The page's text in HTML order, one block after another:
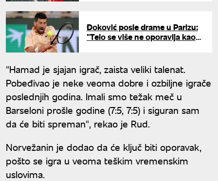
Đoković posle drame u Parizu:
"Telo se više ne oporavlja kao
"Hamad je sjajan igrač, zaista veliki talenat.
Pobeđivao je neke veoma dobre i ozbiljne igrače
poslednjih godina. Imali smo težak meč u
Barseloni prošle godine (7:5, 7:5) i siguran sam
da će biti spreman", rekao je Rud.
Norvežanin je dodao da će ključ biti oporavak,
pošto se igra u veoma teškim vremenskim
uslovima.